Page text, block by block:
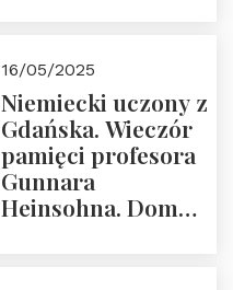
Dom Trójmorza 23
maja 2025 r. godz.
18:00.
16/05/2025
Niemiecki uczony z
Gdańska. Wieczór
pamięci profesora
Gunnara
Heinsohna. Dom